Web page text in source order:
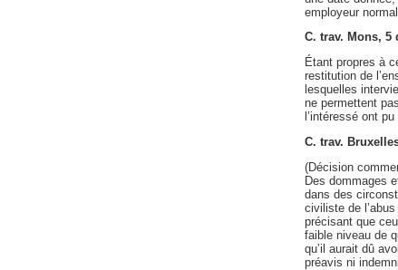
employeur
C. trav. Mons, 5
Étant propres à
restitution de
lesquelles
ne permettent
l’intéressé ont
C. trav.
(Décision
Des dommages
dans des
civiliste de
précisant que
faible niveau de
qu’il aurait dû
préavis ni